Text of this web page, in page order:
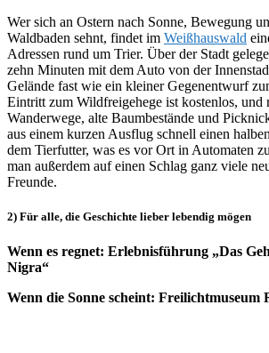
Wer sich an Ostern nach Sonne, Bewegung
Waldbaden sehnt, findet im Weißhauswald
Adressen rund um Trier. Über der Stadt
zehn Minuten mit dem Auto von der
Gelände fast wie ein kleiner Gegenentwurf
Eintritt zum Wildfreigehege ist kostenlos, und
Wanderwege, alte Baumbestände und
aus einem kurzen Ausflug schnell einen
dem Tierfutter, was es vor Ort in Automaten
man außerdem auf einen Schlag ganz viele
Freunde.
2) Für alle, die Geschichte lieber lebendig mögen
Wenn es regnet: Erlebnisführung „Das
Nigra“
Wenn die Sonne scheint: Freilichtmuseum